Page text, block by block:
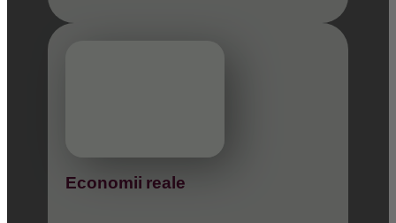
Economii reale